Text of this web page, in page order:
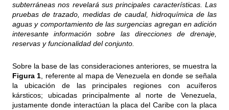
subterráneas nos revelará sus principales características. Las
pruebas de trazado, medidas de caudal, hidroquímica de las
aguas y comportamiento de las surgencias agregan en adición
interesante información sobre las direcciones de drenaje,
reservas y funcionalidad del conjunto.
Sobre la base de las consideraciones anteriores, se muestra la
Figura 1, referente al mapa de Venezuela en donde se señala
la ubicación de las principales regiones con acuíferos
kársticos; ubicadas principalmente al norte de Venezuela,
justamente donde interactúan la placa del Caribe con la placa